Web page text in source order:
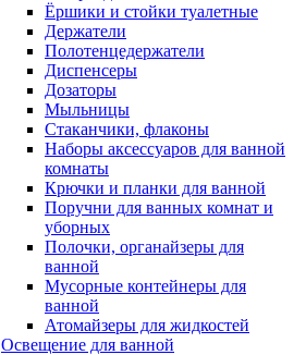
Ёршики и стойки туалетные
Держатели
Полотенцедержатели
Диспенсеры
Дозаторы
Мыльницы
Стаканчики, флаконы
Наборы аксессуаров для ванной
комнаты
Крючки и планки для ванной
Поручни для ванных комнат и
уборных
Полочки, органайзеры для
ванной
Мусорные контейнеры для
ванной
Атомайзеры для жидкостей
Освещение для ванной